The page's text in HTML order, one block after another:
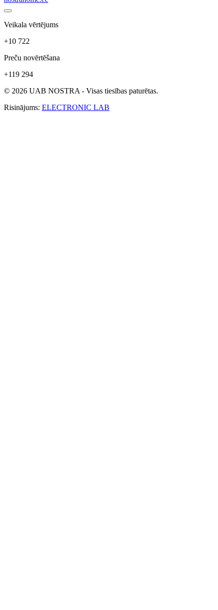
Veikala vērtējums
+10 722
Preču novērtēšana
+119 294
© 2026 UAB NOSTRA - Visas tiesības paturētas.
Risinājums: ELECTRONIC LAB